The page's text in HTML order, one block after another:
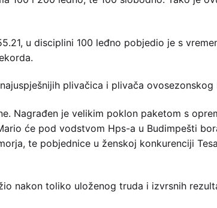
u disciplini 100 leđno pobjedio je s
plivačica i plivača
Nagrađen je velikim poklon paketom s
će pod vodstvom Hps-a u Budimpešti
te pobjednice u ženskoj konkurenciji
nakon toliko uloženog truda i izvrsnih